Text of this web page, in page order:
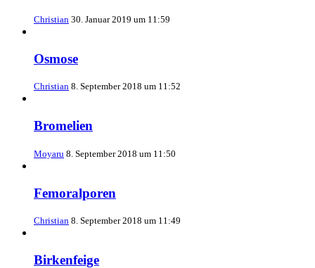
Christian 30. Januar 2019 um 11:59
Osmose
Christian 8. September 2018 um 11:52
Bromelien
Moyaru 8. September 2018 um 11:50
Femoralporen
Christian 8. September 2018 um 11:49
Birkenfeige